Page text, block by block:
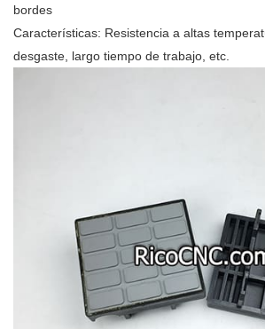
bordes
Características: Resistencia a altas
desgaste, largo tiempo de trabajo, etc.